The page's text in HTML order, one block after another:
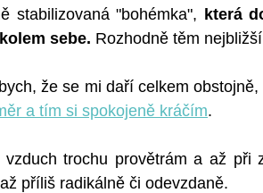
stabilizovaná "bohémka", která
sebe. Rozhodně těm
že se mi daří celkem
a tím si spokojeně kráčím.
vzduch trochu provětrám a až při
příliš radikálně či odevzdaně.